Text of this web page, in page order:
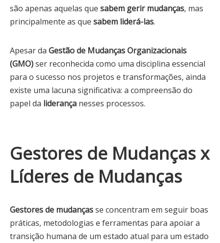
são apenas aquelas que sabem gerir mudanças, mas
principalmente as que sabem liderá-las.
Apesar da Gestão de Mudanças Organizacionais
(GMO)ser reconhecida como uma disciplina essencial
para o sucesso nos projetos e transformações, ainda
existe uma lacuna significativa: a compreensão do
papel da liderança nesses processos.
Gestores de Mudanças x
Líderes de Mudanças
Gestores de mudançasse concentram em seguir boas
práticas, metodologias e ferramentas para apoiar a
transição humana de um estado atual para um estado